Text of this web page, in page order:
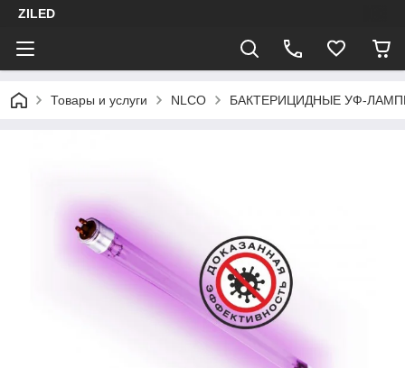
ZILED
Товары и услуги NLCO БАКТЕРИЦИДНЫЕ УФ-